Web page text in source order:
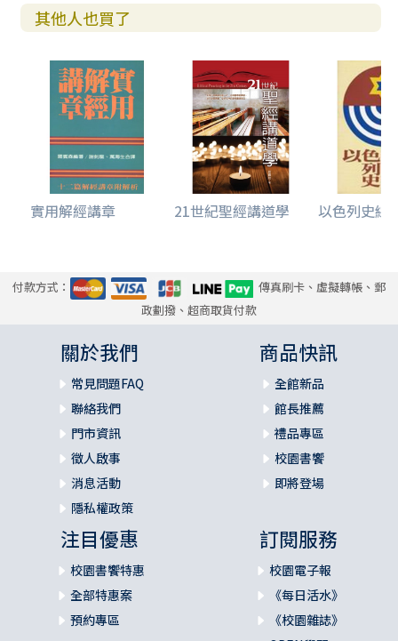
3. 耶路撒冷蒙拯救（十二4~9）
二、上帝百姓的海改（十二10~14）
三、上帝百姓的潔淨（十三1~6）
四、牧人被擊打，羊群分散（十三7~9）
神學反思（十二1~十三9）
五、列國攻擊耶路撒冷（十四1~5）
神學反思（十四1~5）
六、彌賽亞國度的建立（十四6~11）
神學反思（十四6~11）
七、列國參與彌賽亞國度，並敬拜大君王耶和華（十四12~2
1）
神學反思（十四12-21）
漢英詞語對照表
其他人也買了
實用解經講章 21世紀聖經講道學 以色列史綜
付款方式：
傳真刷卡、虛擬轉帳、郵
政劃撥、超商取貨付款
關於我們
常見問題FAQ
聯絡我們
門市資訊
徵人啟事
消息活動
隱私權政策
商品快訊
全館新品
館長推薦
禮品專區
校園書饗
即將登場
注目優惠
校園書饗特惠
全部特惠案
預約專區
訂閱服務
校園電子報
《每日活水》
《校園雜誌》